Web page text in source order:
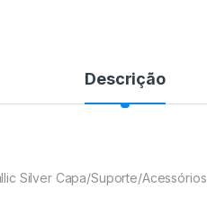
Descrição
Silver Capa/Suporte/Acessórios